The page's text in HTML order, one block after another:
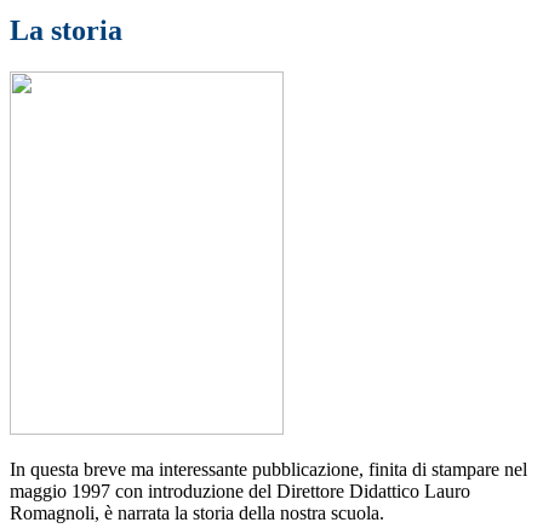
La storia
In questa breve ma interessante pubblicazione, finita di stampare nel
maggio 1997 con introduzione del Direttore Didattico Lauro
Romagnoli, è narrata la storia della nostra scuola.